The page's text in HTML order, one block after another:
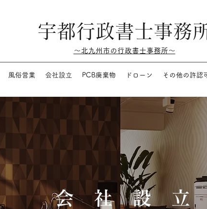
宇都行政書士事務
～北九州市の行政書士事務所～
風俗営業 会社設立 PCB廃棄物 ドローン その他の許認
​会 社 設 立